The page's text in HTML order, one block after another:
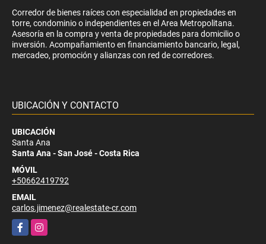
Corredor de bienes raíces con especialidad en propiedades en
torre, condominio o independientes en el Area Metropolitana.
Asesoría en la compra y venta de propiedades para domicilio o
inversión. Acompañamiento en financiamiento bancario, legal,
mercadeo, promoción y alianzas con red de corredores.
UBICACIÓN Y CONTACTO
UBICACIÓN
Santa Ana
Santa Ana - San José - Costa Rica
MÓVIL
+50662419792
EMAIL
carlos.jimenez@realestate-cr.com
FacebookInstagram